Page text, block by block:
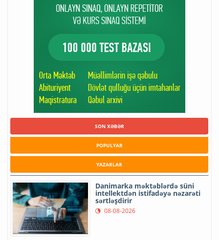
SON XƏBƏR
POPULYAR
YAZARLAR
Danimarka məktəblərdə süni
intellektdən istifadəyə nəzarəti
sərtləşdirir
08-08-2026